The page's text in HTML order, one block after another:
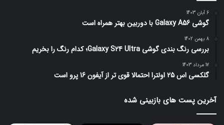
6 آبان 1403
گوشی Galaxy A56 با دوربین بهتر همراه است
8 بهمن 1402
بررسی رنگ بندی گوشی Galaxy S24 Ultra؛ کدام رنگ را بخریم
17 مرداد 1403
گلکسی اس 25 اولترا احتمالا قوی تر از آیفون 16 پرو است
آخرین پست های بازبینی شده